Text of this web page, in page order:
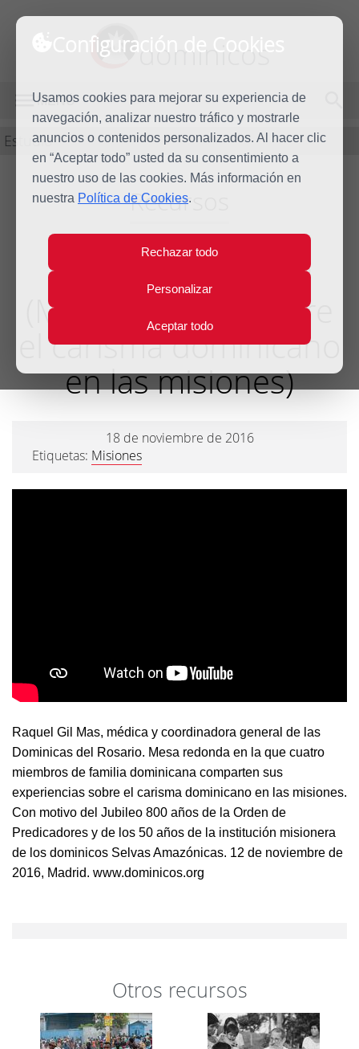
Configuración de Cookies
Usamos cookies para mejorar su experiencia de
navegación, analizar nuestro tráfico y mostrarle
anuncios o contenidos personalizados. Al hacer clic
en “Aceptar todo” usted da su consentimiento a
nuestro uso de las cookies. Más información en
nuestra Política de Cookies.
Rechazar todo
Personalizar
Aceptar todo
dominicos
MENÚ
Estudio
Recursos
Raquel Gil Mas OP
(Mesa redonda sobre
el carisma dominicano
en las misiones)
18 de noviembre de 2016
Etiquetas: Misiones
Raquel Gil Mas, médica y coordinadora general de las
Dominicas del Rosario. Mesa redonda en la que cuatro
miembros de familia dominicana comparten sus
experiencias sobre el carisma dominicano en las misiones.
Con motivo del Jubileo 800 años de la Orden de
Predicadores y de los 50 años de la institución misionera
de los dominicos Selvas Amazónicas. 12 de noviembre de
2016, Madrid. www.dominicos.org
Otros recursos